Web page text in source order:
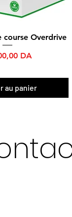
rapide
course Overdrive
DA
au panier